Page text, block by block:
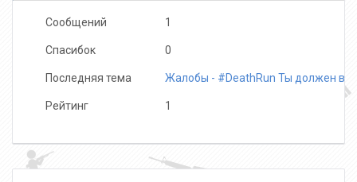
Сообщений 1
Спасибок 0
Последняя тема Жалобы - #DeathRun Ты должен
Рейтинг 1